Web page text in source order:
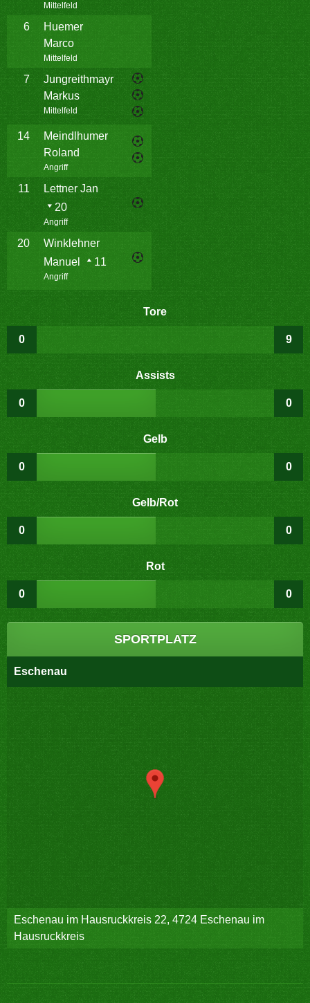
Mittelfeld
6
Huemer
Marco
Mittelfeld
7
Jungreithmayr
Markus
Mittelfeld
14
Meindlhumer
Roland
Angriff
11
Lettner Jan
20
Angriff
20
Winklehner
Manuel
11
Angriff
Tore
0 9
Assists
0 0
Gelb
0 0
Gelb/Rot
0 0
Rot
0 0
SPORTPLATZ
Eschenau
Eschenau im Hausruckkreis 22, 4724 Eschenau im
Hausruckkreis